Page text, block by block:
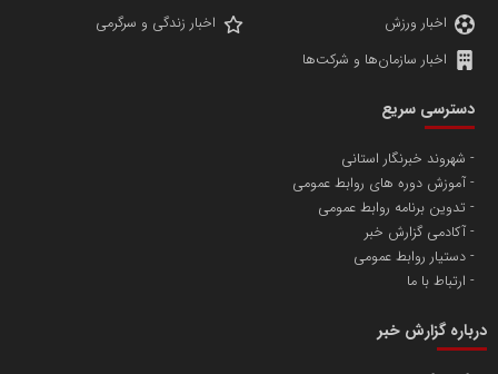
پایگاه اطلاع رسانی اعتلای نهادهای مردمی
تامین آهن اسفنجی تولیدکنندگان فولاد در کشور
مسعودصادقی
اخبار ورزش
اخبار زندگی و سرگرمی
اخبار سازمان‌ها و شرکت‌ها
دسترسی سریع
شهروند خبرنگار استانی
آموزش دوره های روابط عمومی
تدوین برنامه روابط عمومی
آکادمی گزارش خبر
دستیار روابط عمومی
ارتباط با ما
درباره گزارش خبر